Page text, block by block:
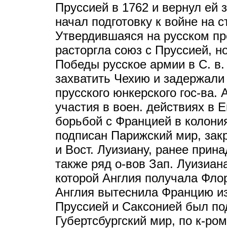
Пруссией в 1762 и вернул ей
начал подготовку к войне на
Утвердившаяся на русском
расторгла союз с Пруссией,
Победы русское армии в С.
захватить Чехию и
прусского юнкерского гос-
участия в воен. действиях в
борьбой с Францией в
подписан Парижский мир,
и Вост. Луизиану, ранее
также ряд о-вов Зап.
которой Англия получала
Англия вытеснила Францию
Пруссией и Саксонией был
Губертсбургский мир, по к-